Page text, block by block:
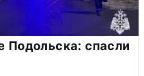
Подольска: спасли